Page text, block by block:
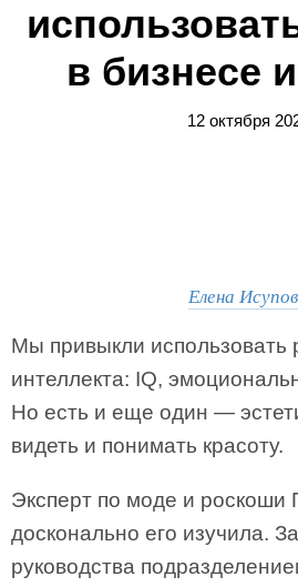
в бизнесе
12 октября
Елена
Мы привыкли использовать
интеллекта: IQ,
Но есть и еще один —
видеть и понимать красоту.
Эксперт по моде и роскоши
досконально его изучила.
руководства